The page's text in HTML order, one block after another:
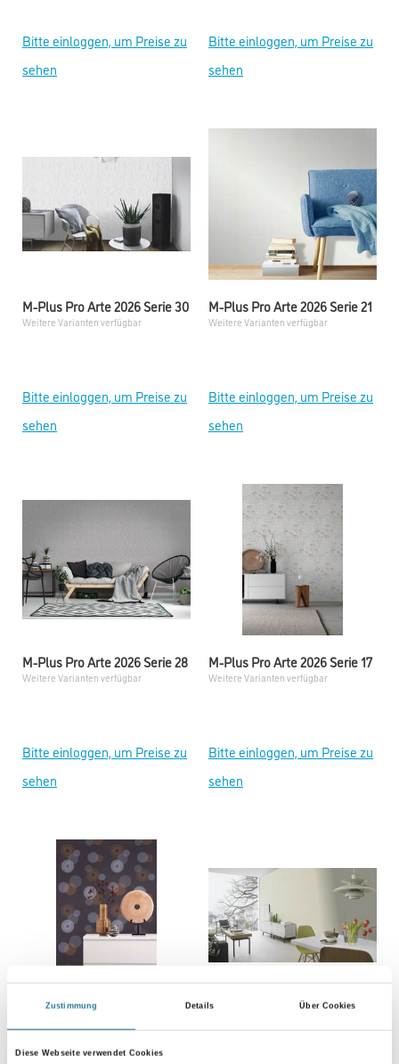
Zustimmung Details Über Cookies
Diese Webseite verwendet Cookies
Bitte einloggen, um Preise zu
sehen
Bitte einloggen, um Preise zu
sehen
M-Plus Pro Arte 2026 Serie 30
Weitere Varianten verfügbar
Bitte einloggen, um Preise zu
sehen
M-Plus Pro Arte 2026 Serie 21
Weitere Varianten verfügbar
Bitte einloggen, um Preise zu
sehen
M-Plus Pro Arte 2026 Serie 28
Weitere Varianten verfügbar
Bitte einloggen, um Preise zu
sehen
M-Plus Pro Arte 2026 Serie 17
Weitere Varianten verfügbar
Bitte einloggen, um Preise zu
sehen
Weitere Varianten verfügbar Weitere Varianten verfügbar